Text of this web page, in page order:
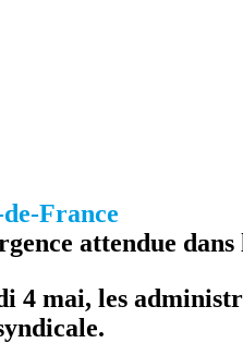
France
attendue dans
4 mai, les